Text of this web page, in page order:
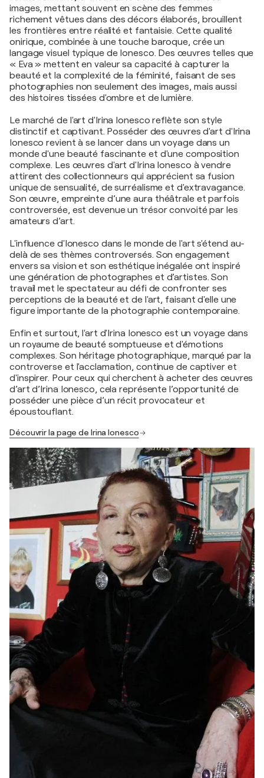
images, mettant souvent en scène des femmes
richement vêtues dans des décors élaborés, brouillent
les frontières entre réalité et fantaisie. Cette qualité
onirique, combinée à une touche baroque, crée un
langage visuel typique de Ionesco. Des œuvres telles que
« Eva » mettent en valeur sa capacité à capturer la
beauté et la complexité de la féminité, faisant de ses
photographies non seulement des images, mais aussi
des histoires tissées d'ombre et de lumière.
Le marché de l'art d'Irina Ionesco reflète son style
distinctif et captivant. Posséder des œuvres d'art d'Irina
Ionesco revient à se lancer dans un voyage dans un
monde d'une beauté fascinante et d'une composition
complexe. Les œuvres d'art d'Irina Ionesco à vendre
attirent des collectionneurs qui apprécient sa fusion
unique de sensualité, de surréalisme et d'extravagance.
Son œuvre, empreinte d’une aura théâtrale et parfois
controversée, est devenue un trésor convoité par les
amateurs d’art.
L'influence d'Ionesco dans le monde de l'art s'étend au-
delà de ses thèmes controversés. Son engagement
envers sa vision et son esthétique inégalée ont inspiré
une génération de photographes et d’artistes. Son
travail met le spectateur au défi de confronter ses
perceptions de la beauté et de l'art, faisant d'elle une
figure importante de la photographie contemporaine.
Enfin et surtout, l'art d'Irina Ionesco est un voyage dans
un royaume de beauté somptueuse et d'émotions
complexes. Son héritage photographique, marqué par la
controverse et l'acclamation, continue de captiver et
d'inspirer. Pour ceux qui cherchent à acheter des œuvres
d’art d’Irina Ionesco, cela représente l’opportunité de
posséder une pièce d’un récit provocateur et
époustouflant.
Découvrir la page de Irina Ionesco